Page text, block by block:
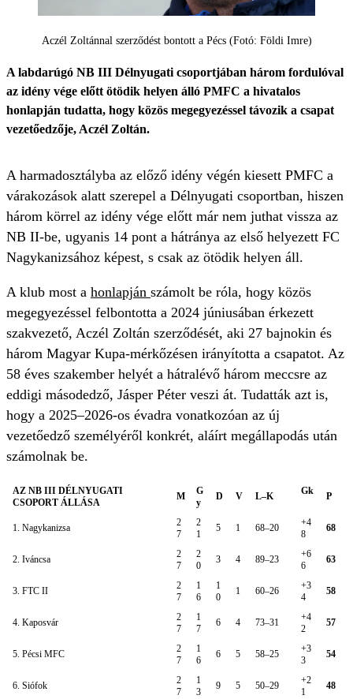
Aczél Zoltánnal szerződést bontott a Pécs (Fotó: Földi Imre)
A labdarúgó NB III Délnyugati csoportjában három fordulóval
az idény vége előtt ötödik helyen álló PMFC a hivatalos
honlapján tudatta, hogy közös megegyezéssel távozik a csapat
vezetőedzője, Aczél Zoltán.
A harmadosztályba az előző idény végén kiesett PMFC a
várakozások alatt szerepel a Délnyugati csoportban, hiszen
három körrel az idény vége előtt már nem juthat vissza az
NB II-be, ugyanis 14 pont a hátránya az első helyezett FC
Nagykanizsához képest, s csak az ötödik helyen áll.
A klub most a honlapján számolt be róla, hogy közös
megegyezéssel felbontotta a 2024 júniusában érkezett
szakvezető, Aczél Zoltán szerződését, aki 27 bajnokin és
három Magyar Kupa-mérkőzésen irányította a csapatot. Az
58 éves szakember helyét a hátralévő három meccsre az
eddigi másodedző, Jásper Péter veszi át. Tudatták azt is,
hogy a 2025–2026-os évadra vonatkozóan az új
vezetőedző személyéről konkrét, aláírt megállapodás után
számolnak be.
AZ NB III DÉLNYUGATI
CSOPORT ÁLLÁSA
M
G
y
D V L–K Gk P
1. Nagykanizsa
2
7
2
1
5 1 68–20
+4
8
68
2. Iváncsa
2
7
2
0
3 4 89–23
+6
6
63
3. FTC II
2
7
1
6
1
0
1 60–26
+3
4
58
4. Kaposvár
2
7
1
7
6 4 73–31
+4
2
57
5. Pécsi MFC
2
7
1
6
6 5 58–25
+3
3
54
6. Siófok
2
7
1
3
9 5 50–29
+2
1
48